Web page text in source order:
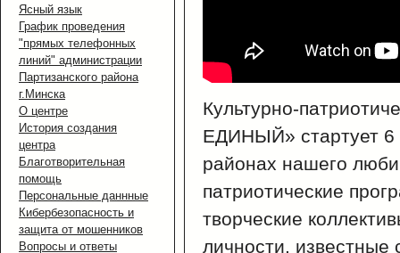
Ясный язык
График проведения
"прямых телефонных
линий" администрации
Партизанского района
г.Минска
О центре
История создания
центра
Благотворительная
помощь
Персональные даннные
Кибербезопасность и
защита от мошенников
Вопросы и ответы
Культурно-
ЕДИНЫЙ» стартует 6
районах нашего
патриотические
творческие
личности, известные